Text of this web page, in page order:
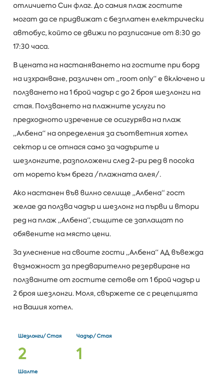
отличието Син флаг. До самия плаж гостите
могат да се придвижат с безплатен електрически
автобус, който се движи по разписание от 8:30 до
17:30 часа.
В цената на настаняването на гостите при борд
на изхранване, различен от „room only“ е включено и
ползването на 1 брой чадър с до 2 броя шезлонги на
стая. Ползването на плажните услуги по
предходното изречение се осигурява на плаж
„Албена“ на определения за съответния хотел
сектор и се отнася само за чадърите и
шезлонгите, разположени след 2-ри ред в посока
от морето към брега /плажната алея/.
Ако настанен във вилно селище „Албена“ гост
желае да ползва чадър и шезлонг на първи и втори
ред на плаж „Албена“, същите се заплащат по
обявените на място цени.
За улеснение на своите гости „Албена“ АД въвежда
възможност за предварително резервиране на
ползваните от гостите сетове от 1 брой чадър и
2 броя шезлонги. Моля, свържете се с рецепцията
на Вашия хотел.
Шезлонги/ Стая
2
Чадър/ Стая
1
Шалте